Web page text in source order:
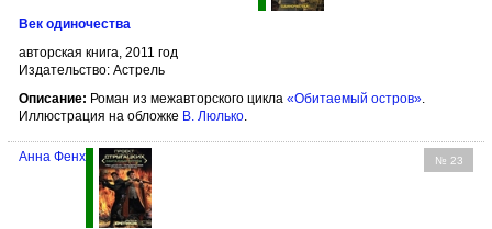
Век одиночества
авторская книга, 2011 год
Издательство: Астрель
Описание: Роман из межавторского цикла «Обитаемый остров».
Иллюстрация на обложке В. Люлько.
№ 23
Анна Фенх